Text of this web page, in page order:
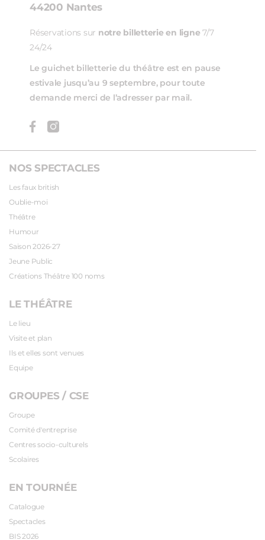
NOS SPECTACLES
Les faux british
Oublie-moi
Théâtre
Humour
Saison 2026-27
Jeune Public
Créations Théâtre 100 noms
LE THÉÂTRE
Le lieu
Visite et plan
Ils et elles sont venues
Equipe
GROUPES / CSE
Groupe
Comité d'entreprise
Centres socio-culturels
Scolaires
EN TOURNÉE
Catalogue
Spectacles
BIS 2026
44200 Nantes
Réservations sur notre billetterie en ligne 7/7
24/24
Le guichet billetterie du théâtre est en pause
estivale jusqu’au 9 septembre, pour toute
demande merci de l’adresser par mail.